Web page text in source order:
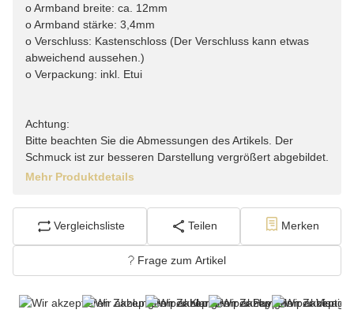
o Armband breite: ca. 12mm
o Armband stärke: 3,4mm
o Verschluss: Kastenschloss (Der Verschluss kann etwas
abweichend aussehen.)
o Verpackung: inkl. Etui
Achtung:
Bitte beachten Sie die Abmessungen des Artikels. Der
Schmuck ist zur besseren Darstellung vergrößert abgebildet.
Mehr Produktdetails
Vergleichsliste Teilen Merken
Frage zum Artikel